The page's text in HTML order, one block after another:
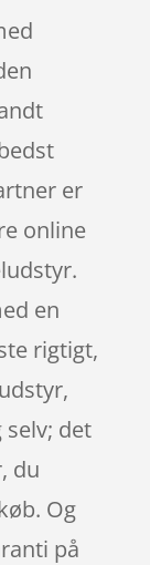
er
online
en
rigtigt,
det
du
Og
på